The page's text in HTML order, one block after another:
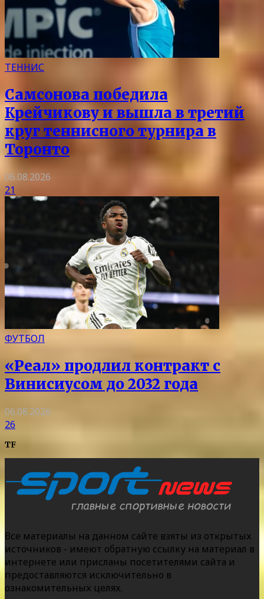
ТЕННИС
Самсонова победила
Крейчикову и вышла в третий
круг теннисного турнира в
Торонто
06.08.2026
21
ФУТБОЛ
«Реал» продлил контракт с
Винисиусом до 2032 года
06.08.2026
26
TF
Все материалы на данном сайте взяты из открытых
источников - имеют обратную ссылку на материал в
интернете или присланы посетителями сайта и
предоставляются исключительно в
ознакомительных целях.